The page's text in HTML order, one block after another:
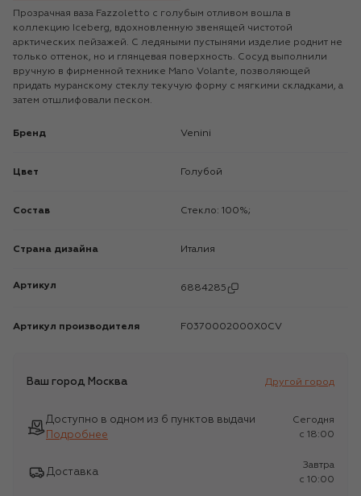
Прозрачная ваза Fazzoletto с голубым отливом вошла в
коллекцию Iceberg, вдохновленную звенящей чистотой
арктических пейзажей. С ледяными пустынями изделие роднит не
только оттенок, но и глянцевая поверхность. Сосуд выполнили
вручную в фирменной технике Mano Volante, позволяющей
придать муранскому стеклу текучую форму с мягкими складками, а
затем отшлифовали песком.
Бренд Venini
Цвет Голубой
Состав Стекло: 100%;
Страна дизайна Италия
Артикул 6884285
Артикул производителя F0370002000X0CV
Ваш город Москва Другой город
Доступно в одном из 6 пунктов выдачи
Подробнее
Сегодня
c 18:00
Доставка
Завтра
c 10:00